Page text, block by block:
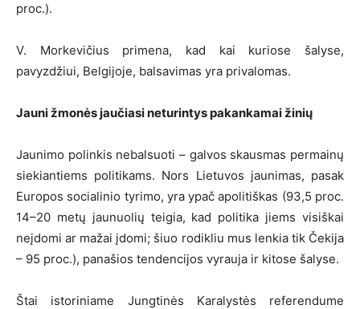
proc.).
V. Morkevičius primena, kad kai kuriose šalyse,
pavyzdžiui, Belgijoje, balsavimas yra privalomas.
Jauni žmonės jaučiasi neturintys pakankamai žinių
Jaunimo polinkis nebalsuoti – galvos skausmas permainų
siekiantiems politikams. Nors Lietuvos jaunimas, pasak
Europos socialinio tyrimo, yra ypač apolitiškas (93,5 proc.
14–20 metų jaunuolių teigia, kad politika jiems visiškai
neįdomi ar mažai įdomi; šiuo rodikliu mus lenkia tik Čekija
– 95 proc.), panašios tendencijos vyrauja ir kitose šalyse.
Štai istoriniame Jungtinės Karalystės referendume